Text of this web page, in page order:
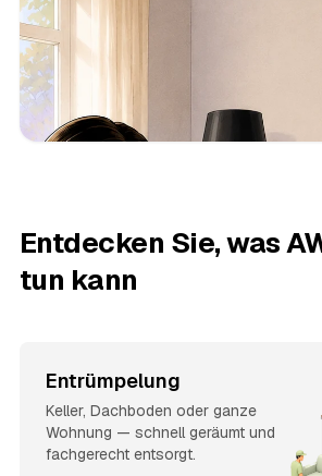
Entdecken Sie, was
tun kann
Entrümpelung
Keller, Dachboden oder ganze
Wohnung — schnell geräumt und
fachgerecht entsorgt.